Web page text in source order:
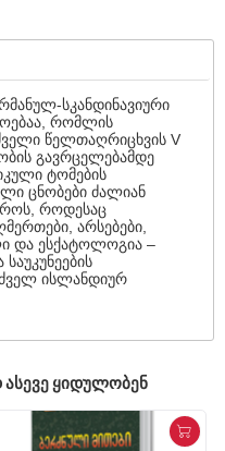
სკანდინავიური
რომლის
წელთაღრიცხვის V
გავრცელებამდე
ტომების
ცნობები ძალიან
როდესაც
არსებები,
და ესქატოლოგია –
ისლანდიურ
ᲧᲘᲓᲣᲚᲝᲑᲔᲜ